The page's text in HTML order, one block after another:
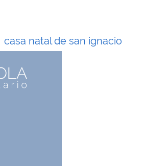
casa natal de san ignacio